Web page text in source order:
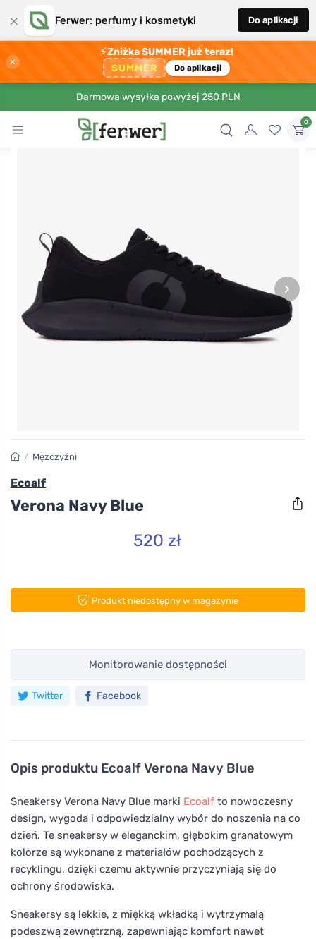
× Ferwer: perfumy i kosmetyki Do aplikacji
×
⚡Zniżka SUMMER już teraz!
SUMMER Do aplikacji
Darmowa wysyłka powyżej 250 PLN
0
›
Opis produktu Ecoalf Verona Navy Blue
Sneakersy Verona Navy Blue marki Ecoalf to nowoczesny
design, wygoda i odpowiedzialny wybór do noszenia na co
dzień. Te sneakersy w eleganckim, głębokim granatowym
kolorze są wykonane z materiałów pochodzących z
recyklingu, dzięki czemu aktywnie przyczyniają się do
ochrony środowiska.
Sneakersy są lekkie, z miękką wkładką i wytrzymałą
podeszwą zewnętrzną, zapewniając komfort nawet
/ Mężczyźni
Ecoalf
Verona Navy Blue
520 zł
Produkt niedostępny w magazynie
Monitorowanie dostępności
Twitter Facebook